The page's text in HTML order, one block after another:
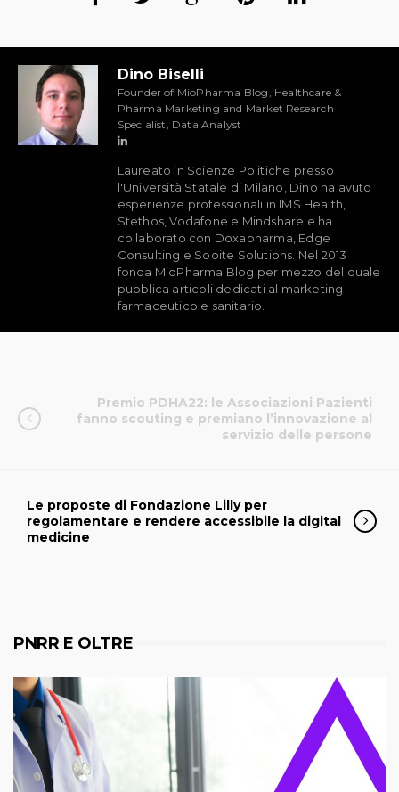
Dino Biselli
Founder of MioPharma Blog, Healthcare &
Pharma Marketing and Market Research
Specialist, Data Analyst
Laureato in Scienze Politiche presso
l'Università Statale di Milano, Dino ha avuto
esperienze professionali in IMS Health,
Stethos, Vodafone e Mindshare e ha
collaborato con Doxapharma, Edge
Consulting e Sooite Solutions. Nel 2013
fonda MioPharma Blog per mezzo del quale
pubblica articoli dedicati al marketing
farmaceutico e sanitario.
Premio PDHA22: le Associazioni Pazienti
fanno scouting e premiano l’innovazione al
servizio delle persone
Le proposte di Fondazione Lilly per
regolamentare e rendere accessibile la digital
medicine
PNRR E OLTRE